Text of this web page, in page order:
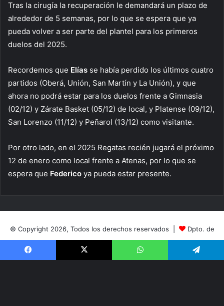
Tras la cirugía la recuperación le demandará un plazo de
alrededor de 5 semanas, por lo que se espera que ya
pueda volver a ser parte del plantel para los primeros
duelos del 2025.
Recordemos que Elías se había perdido los últimos cuatro
partidos (Oberá, Unión, San Martín y La Unión), y que
ahora no podrá estar para los duelos frente a Gimnasia
(02/12) y Zárate Basket (05/12) de local, y Platense (09/12),
San Lorenzo (11/12) y Peñarol (13/12) como visitante.
Por otro lado, en el 2025 Regatas recién jugará el próximo
12 de enero como local frente a Atenas, por lo que se
espera que Federico ya pueda estar presente.
© Copyright 2026, Todos los derechos reservados |
Dpto. de
|Club de Regatas Corrientes
Facebook X WhatsApp Telegram